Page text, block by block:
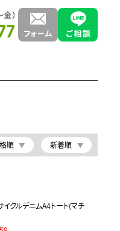
順 新着順
イクルデニムA4トート(マチ